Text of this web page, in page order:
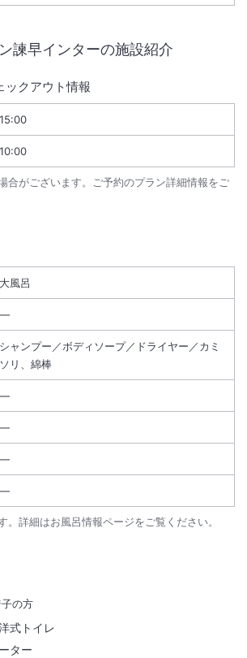
諫早インターの施設紹介
ックアウト情報
15:00
10:00
合がございます。ご予約のプラン詳細情報をご
大風呂
―
シャンプー／ボディソープ／ドライヤー／カミ
ソリ、綿棒
―
―
―
―
。詳細はお風呂情報ページをご覧ください。
の方
式トイレ
ター